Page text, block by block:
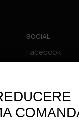
SOCIAL
Facebook
Tiktok